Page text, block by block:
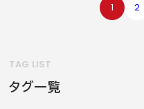
1 2
TAG LIST
タグ一覧